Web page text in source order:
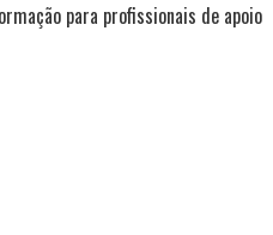
para profissionais de apoio